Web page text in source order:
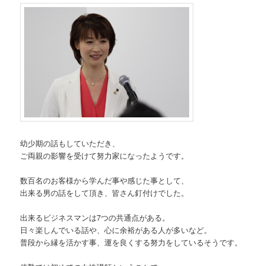
幼少期の話もしていただき、
ご両親の影響を受けて努力家になったようです。
数百名のお客様から学んだ事や感じた事として、
出来る男の話をして頂き、皆さん釘付けでした。
出来るビジネスマンは7つの共通点がある。
日々楽しんでいる話や、心に余裕がある人が多いなど。
普段から縁を活かす事、運を良くする努力をしているそうです。